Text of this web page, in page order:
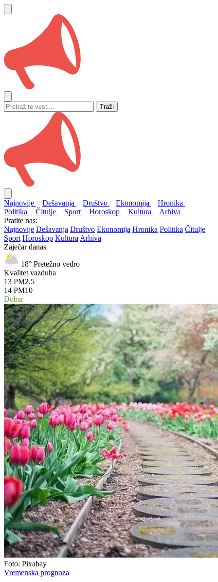
Traži
Najnovije Dešavanja Društvo Ekonomija
Hronika
Politika
Čitulje Sport Horoskop Kultura
Arhiva
Pratite nas:
Najnovije Dešavanja Društvo Ekonomija Hronika Politika Čitulje
Sport Horoskop Kultura Arhiva
Zaječar danas
18° Pretežno vedro
Kvalitet vazduha
13 PM2.5
14 PM10
Dobar
Foto: Pixabay
Vremenska prognoza